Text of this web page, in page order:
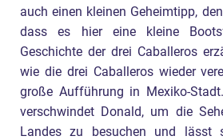
auch einen kleinen Geheimtipp,
dass es hier eine kleine
Geschichte der drei Caballeros
wie die drei Caballeros wieder
große Aufführung in Mexiko-
verschwindet Donald, um die
Landes zu besuchen und lässt